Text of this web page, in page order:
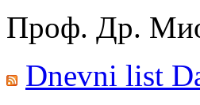
Проф. Др.
Dnevni list